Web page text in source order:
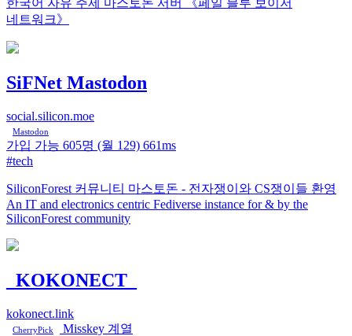
한국어 자유 주제 마스토돈 서버 《페일 블루 보이저
네트워크》
SiFNet Mastodon
social.silicon.moe
Mastodon
가입 가능 605명 (월 129) 661ms
#tech
SiliconForest 커뮤니티 마스토돈 - 전자쟁이와 CS쟁이들 환영
An IT and electronics centric Fediverse instance for & by the
SiliconForest community
_KOKONECT_
kokonect.link
CherryPick
Misskey 계열